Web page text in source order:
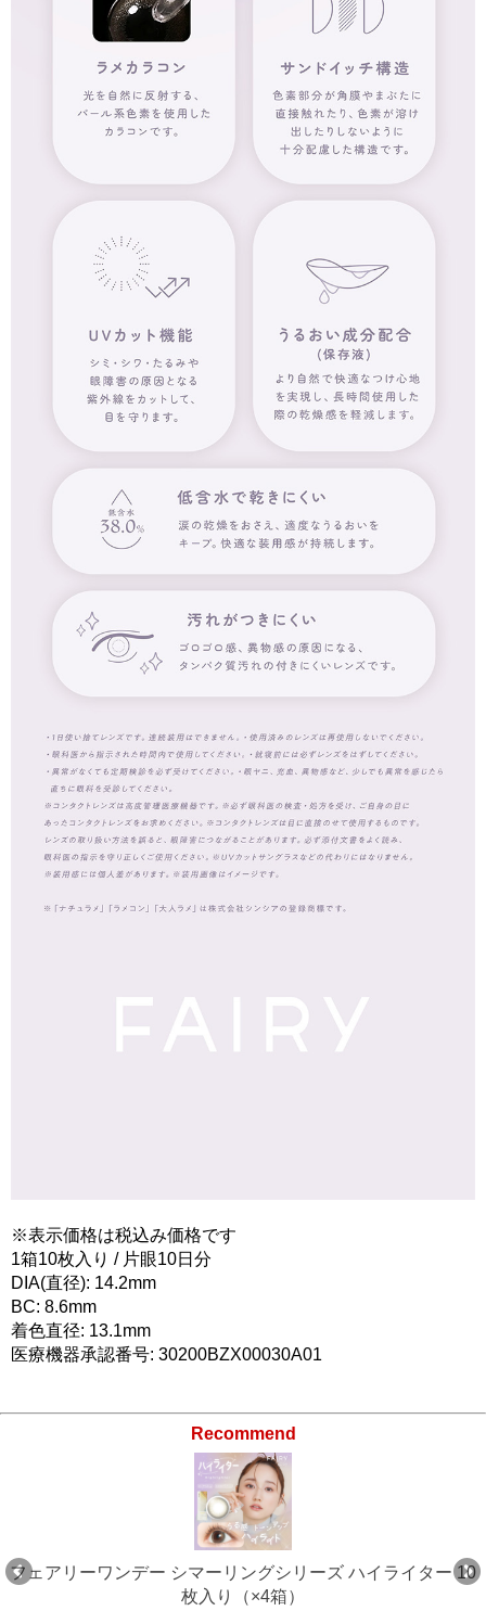
※表示価格は税込み価格です
1箱10枚入り / 片眼10日分
DIA(直径): 14.2mm
BC: 8.6mm
着色直径: 13.1mm
医療機器承認番号: 30200BZX00030A01
Recommend
フェアリーワンデー シマーリングシリーズ ハイライター 10
枚入り（×4箱）